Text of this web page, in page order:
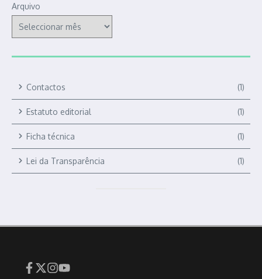
Arquivo
Contactos (1)
Estatuto editorial (1)
Ficha técnica (1)
Lei da Transparência (1)